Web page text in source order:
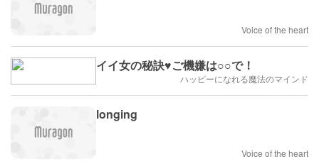
Voice of the heart
イイ女の秘訣♥️ご機嫌は○○で！
ハッピーになれる魔法のマインド
longing
Voice of the heart